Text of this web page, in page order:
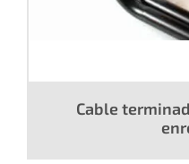
Cable